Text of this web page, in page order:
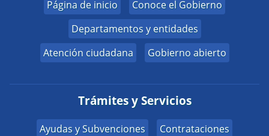
Página de inicio
Conoce el Gobierno
Departamentos y entidades
Atención ciudadana
Gobierno abierto
Trámites y Servicios
Ayudas y Subvenciones
Contrataciones